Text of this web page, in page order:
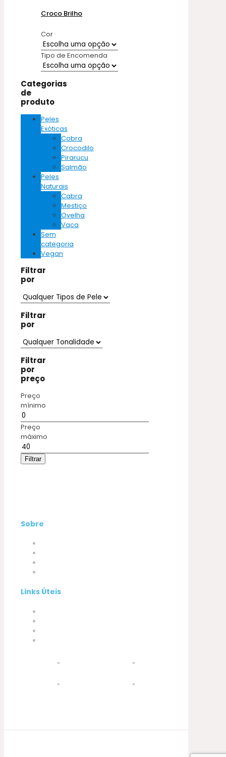
Croco Brilho
Cor
Tipo de Encomenda
Categorias
de
produto
Peles
Exóticas
Cobra
Crocodilo
Pirarucu
Salmão
Peles
Naturais
Cabra
Mestiço
Ovelha
Vaca
Sem
categoria
Vegan
Filtrar
por
Filtrar
por
Filtrar
por
preço
Preço
mínimo
Preço
máximo
Filtrar
Sobre
Links Úteis